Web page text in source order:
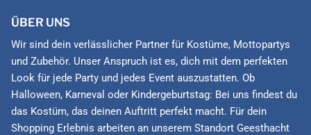
ÜBER UNS
Wir sind dein verlässlicher Partner für Kostüme, Mottopartys
und Zubehör. Unser Anspruch ist es, dich mit dem perfekten
Look für jede Party und jedes Event auszustatten. Ob
Halloween, Karneval oder Kindergeburtstag: Bei uns findest du
das Kostüm, das deinen Auftritt perfekt macht. Für dein
Shopping Erlebnis arbeiten an unserem Standort Geesthacht